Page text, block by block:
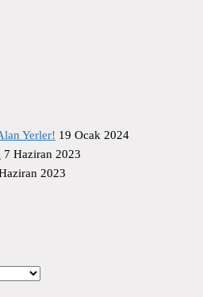
Yerler! 19 Ocak 2024
7 Haziran 2023
2023